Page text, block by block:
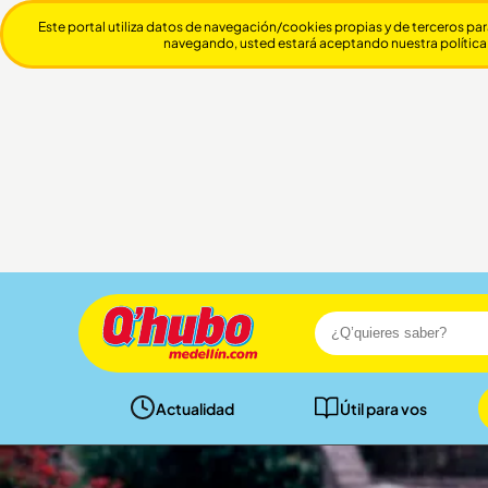
Actualidad Útil para vos
Este portal utiliza datos de navegación/cookies propias y de terceros
navegando, usted estará aceptando nuestra